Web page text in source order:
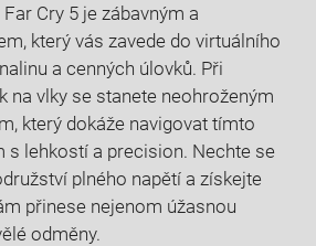
Cry 5 je zábavným a
který vás zavede do virtuálního
a cenných úlovků. Při
na vlky se stanete neohroženým
který dokáže navigovat tímto
s lehkostí a precision. Nechte se
plného napětí a získejte
přinese nejenom úžasnou
odměny.